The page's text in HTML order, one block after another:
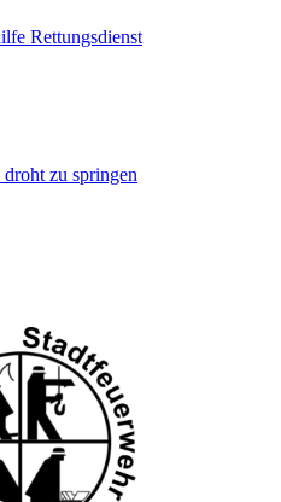
Rettungsdienst
zu springen